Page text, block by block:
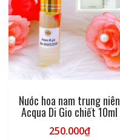
Nước hoa nam trung niên
Acqua Di Gio chiết 10ml
250.000₫